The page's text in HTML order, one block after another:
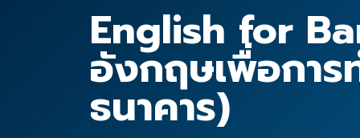
English for
อังกฤษเพื่อการ
ธนาคาร)